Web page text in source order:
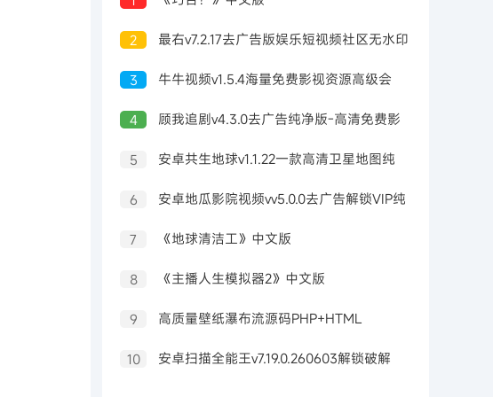
2 最右v7.2.17去广告版娱乐短视频社区无水印
3
牛牛视频v1.5.4海量免费影视资源高级会
4
顾我追剧v4.3.0去广告纯净版-高清免费影
5
安卓共生地球v1.1.22一款高清卫星地图纯
6
安卓地瓜影院视频vv5.0.0去广告解锁VIP纯
7 《地球清洁工》中文版
8 《主播人生模拟器2》中文版
9 高质量壁纸瀑布流源码PHP+HTML
10
安卓扫描全能王v7.19.0.260603解锁破解